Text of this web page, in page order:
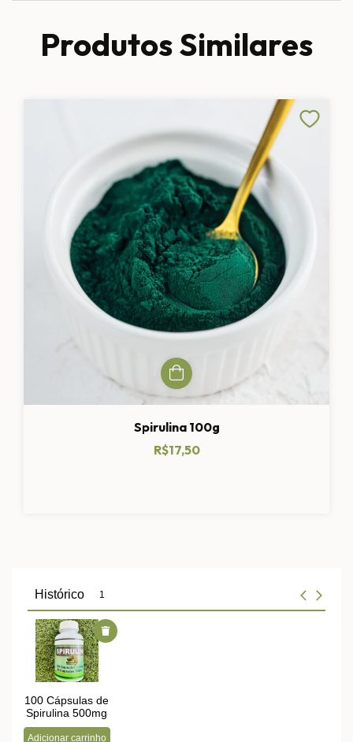
Produtos Similares
Spirulina 100g
R$17,50